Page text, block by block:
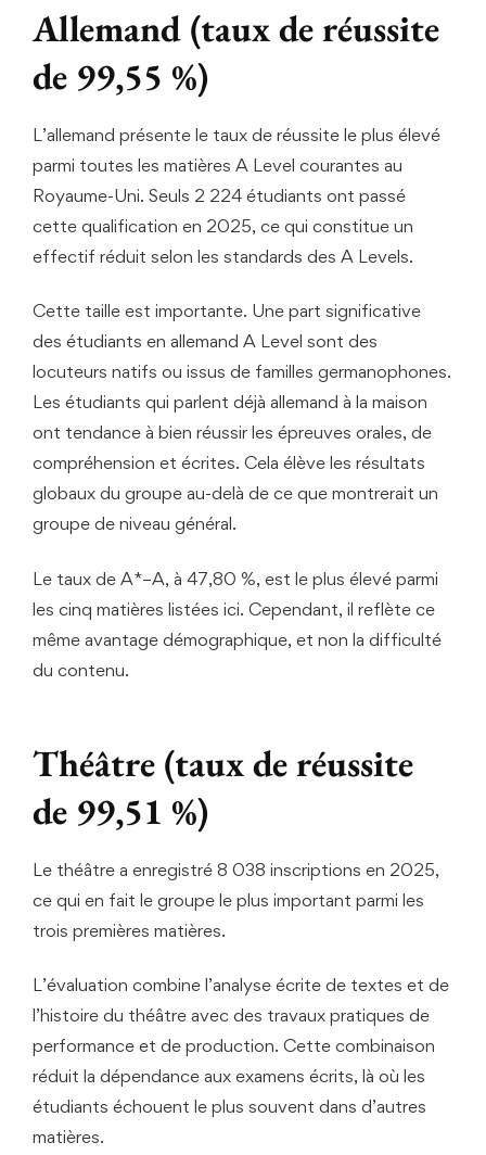
Allemand (taux de réussite
de 99,55 %)
L’allemand présente le taux de réussite le plus élevé
parmi toutes les matières A Level courantes au
Royaume-Uni. Seuls 2 224 étudiants ont passé
cette qualification en 2025, ce qui constitue un
effectif réduit selon les standards des A Levels.
Cette taille est importante. Une part significative
des étudiants en allemand A Level sont des
locuteurs natifs ou issus de familles germanophones.
Les étudiants qui parlent déjà allemand à la maison
ont tendance à bien réussir les épreuves orales, de
compréhension et écrites. Cela élève les résultats
globaux du groupe au-delà de ce que montrerait un
groupe de niveau général.
Le taux de A*–A, à 47,80 %, est le plus élevé parmi
les cinq matières listées ici. Cependant, il reflète ce
même avantage démographique, et non la difficulté
du contenu.
Théâtre (taux de réussite
de 99,51 %)
Le théâtre a enregistré 8 038 inscriptions en 2025,
ce qui en fait le groupe le plus important parmi les
trois premières matières.
L’évaluation combine l’analyse écrite de textes et de
l’histoire du théâtre avec des travaux pratiques de
performance et de production. Cette combinaison
réduit la dépendance aux examens écrits, là où les
étudiants échouent le plus souvent dans d’autres
matières.